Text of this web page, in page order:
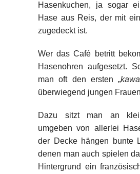
Hasenkuchen, ja sogar
Hase aus Reis, der mit
zugedeckt ist.
Wer das Café betritt
Hasenohren aufgesetzt.
man oft den ersten „
überwiegend jungen
Dazu sitzt man an
umgeben von allerlei
der Decke hängen bunte
denen man auch spielen
Hintergrund ein